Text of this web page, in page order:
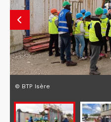
© BTP Isère